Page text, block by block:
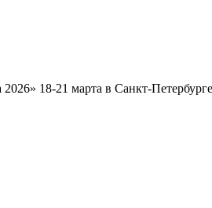
18-21 марта в Санкт-